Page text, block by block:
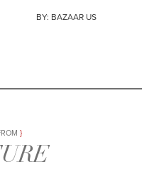
BY: BAZAAR US